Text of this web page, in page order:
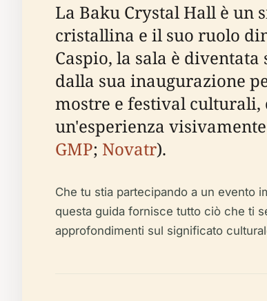
La Baku Crystal Hall è un
cristallina e il suo ruolo
Caspio, la sala è
dalla sua inaugurazione
mostre e festival
un'esperienza
GMP; Novatr).
Che tu stia partecipando a un evento
questa guida fornisce tutto ciò che ti
approfondimenti sul significato